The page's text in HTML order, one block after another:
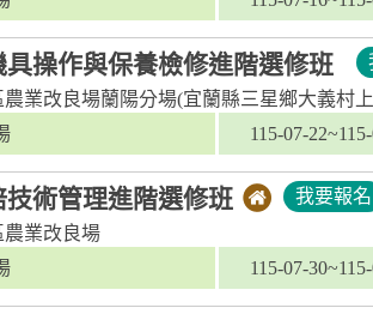
具操作與保養檢修進階選修班
農業改良場蘭陽分場(宜蘭縣三星鄉大義村
115-07-
技術管理進階選修班
我要報名
農業改良場
115-07-